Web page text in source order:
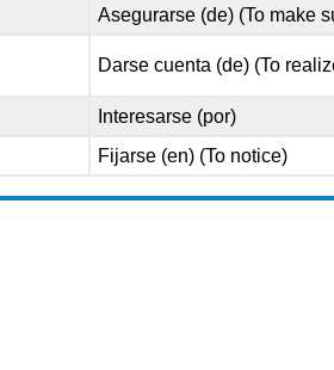
Asegurarse (de) (To make
Darse cuenta (de) (To
Interesarse (por)
Fijarse (en) (To notice)